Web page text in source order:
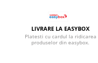
LIVRARE LA EASYBOX
Platesti cu cardul la ridicarea
produselor din easybox.